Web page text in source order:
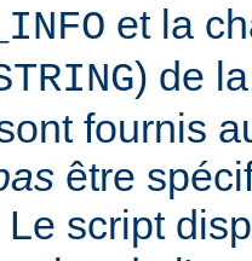
et la
) de
fournis
être
script